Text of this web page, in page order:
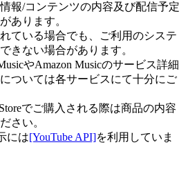
報/コンテンツの内容及び配信予定
あります。
ている場合でも、ご利用のシステ
きない場合があります。
やAmazon Musicのサービス詳細
ついては各サービスにて十分にご
でご購入される際は商品の内容
さい。
には[YouTube API]を利用していま